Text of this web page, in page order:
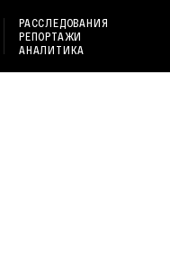
РАССЛЕДОВАНИЯ
РЕПОРТАЖИ
АНАЛИТИКА